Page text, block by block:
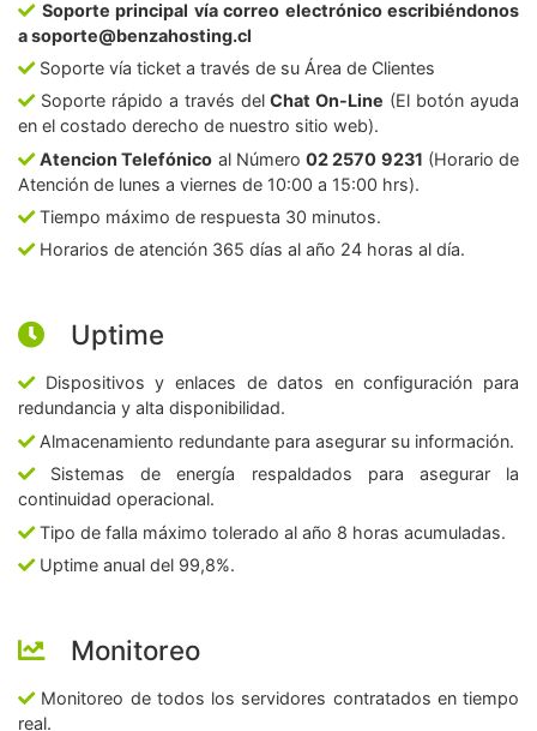
Soporte principal vía correo electrónico escribiéndonos
a soporte@benzahosting.cl
Soporte vía ticket a través de su Área de Clientes
Soporte rápido a través delChat On-Line (El botón ayuda
en el costado derecho de nuestro sitio web).
Atencion Telefónico al Número02 2570 9231 (Horario de
Atención de lunes a viernes de 10:00 a 15:00 hrs).
Tiempo máximo de respuesta 30 minutos.
Horarios de atención 365 días al año 24 horas al día.
Uptime
Dispositivos y enlaces de datos en configuración para
redundancia y alta disponibilidad.
Almacenamiento redundante para asegurar su información.
Sistemas de energía respaldados para asegurar la
continuidad operacional.
Tipo de falla máximo tolerado al año 8 horas acumuladas.
Uptime anual del 99,8%.
Monitoreo
Monitoreo de todos los servidores contratados en tiempo
real.